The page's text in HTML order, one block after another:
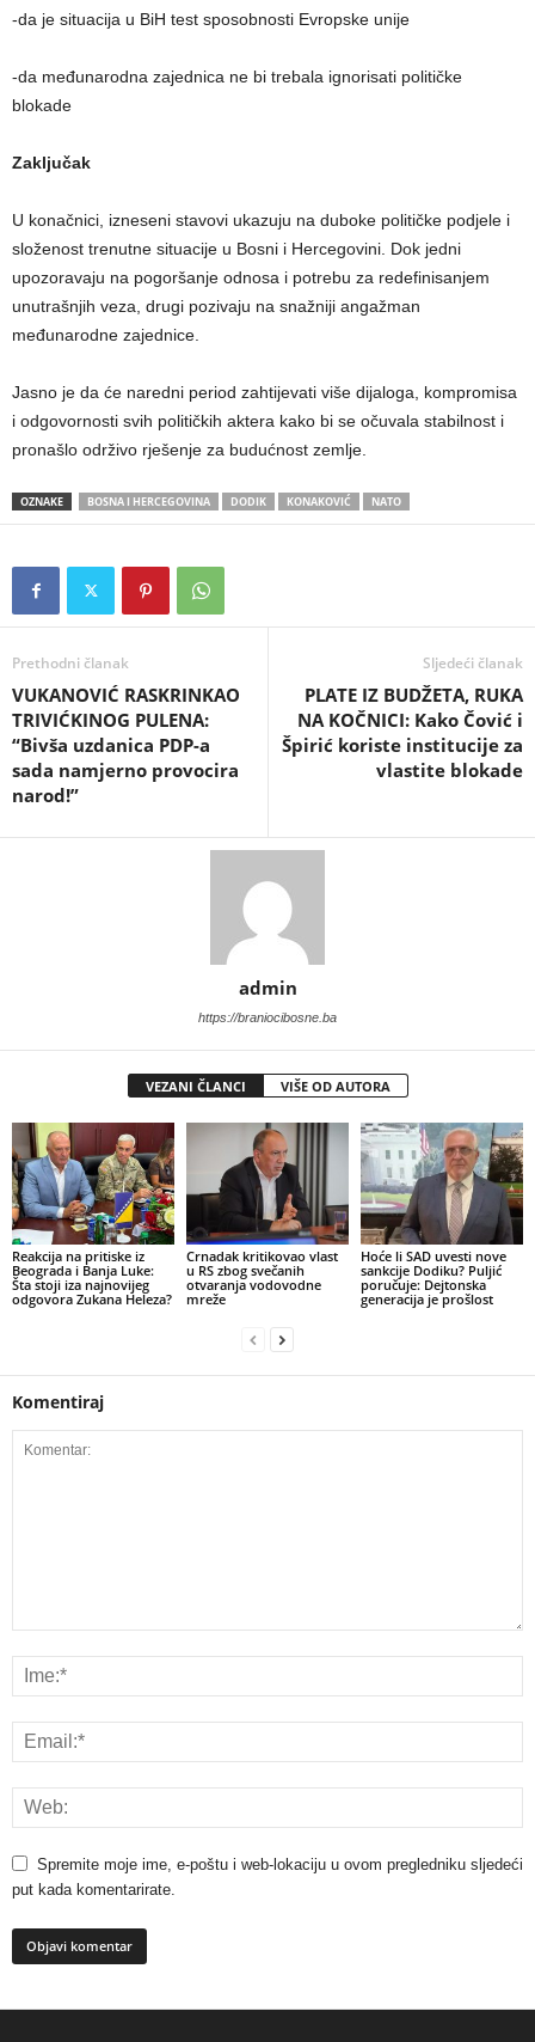
-da je situacija u BiH test sposobnosti Evropske unije
-da međunarodna zajednica ne bi trebala ignorisati političke
blokade
Zaključak
U konačnici, izneseni stavovi ukazuju na duboke političke podjele i
složenost trenutne situacije u Bosni i Hercegovini. Dok jedni
upozoravaju na pogoršanje odnosa i potrebu za redefinisanjem
unutrašnjih veza, drugi pozivaju na snažniji angažman
međunarodne zajednice.
Jasno je da će naredni period zahtijevati više dijaloga, kompromisa
i odgovornosti svih političkih aktera kako bi se očuvala stabilnost i
pronašlo održivo rješenje za budućnost zemlje.
OZNAKE BOSNA I HERCEGOVINA DODIK KONAKOVIĆ NATO
Prethodni članak
VUKANOVIĆ RASKRINKAO
TRIVIĆKINOG PULENA:
“Bivša uzdanica PDP-a
sada namjerno provocira
narod!”
Sljedeći članak
PLATE IZ BUDŽETA, RUKA
NA KOČNICI: Kako Čović i
Špirić koriste institucije za
vlastite blokade
admin
https://braniocibosne.ba
VEZANI ČLANCI VIŠE OD AUTORA
Reakcija na pritiske iz
Beograda i Banja Luke:
Šta stoji iza najnovijeg
odgovora Zukana Heleza?
​Crnadak kritikovao vlast
u RS zbog svečanih
otvaranja vodovodne
mreže
​Hoće li SAD uvesti nove
sankcije Dodiku? Puljić
poručuje: Dejtonska
generacija je prošlost
Komentiraj
Spremite moje ime, e-poštu i web-lokaciju u ovom pregledniku sljedeći
put kada komentarirate.